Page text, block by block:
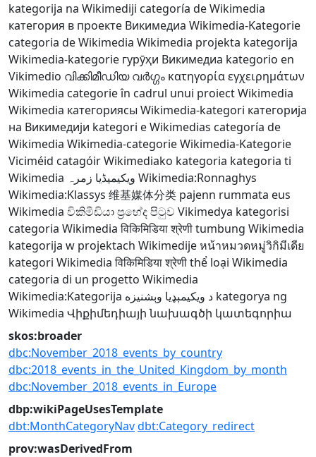
kategorija na Wikimediji categoría de Wikimedia
категория в проекте Викимедиа Wikimedia-Kategorie
categoria de Wikimedia Wikimedia projekta kategorija
Wikimedia-kategorie гурӯҳи Викимедиа kategorio en
Vikimedio വിക്കിമീഡിയ വർഗ്ഗം κατηγορία εγχειρημάτων
Wikimedia categorie în cadrul unui proiect Wikimedia
Wikimedia категориясы Wikimedia-kategori категорија
на Викимедији kategori e Wikimedias categoría de
Wikimedia Wikimedia-categorieWikimedia-Kategorie
Viciméid catagóirWikimediako kategoria kategoria ti
Wikimedia ویکیمیڈیا زمرہ Wikimedia:Ronnaghys
Wikimedia:Klassys 维基媒体分类 pajenn rummata eus
Wikimedia විකිමීඩියා ප්‍රභේද පිටුව Vikimedya kategorisi
categoria Wikimedia विकिमिडिया श्रेणीtumbung Wikimedia
kategorija w projektach Wikimedijeหน้าหมวดหมู่วิกิมีเดีย
kategori Wikimedia विकिमिडिया श्रेणीthể loại Wikimedia
categoria di un progetto Wikimedia
Wikimedia:Kategorija د ويکيمېډيا وېشنيزه kategorya ng
Wikimedia Վիքիմեդիայի նախագծի կատեգորիա
skos:broader
dbc:November_2018_events_by_country
dbc:2018_events_in_the_United_Kingdom_by_month
dbc:November_2018_events_in_Europe
dbp:wikiPageUsesTemplate
dbt:MonthCategoryNavdbt:Category_redirect
prov:wasDerivedFrom